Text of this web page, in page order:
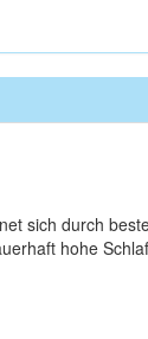
sich durch
hohe